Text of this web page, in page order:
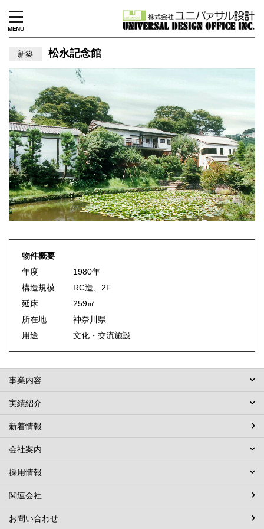
MENU
新築 松永記念館
物件概要
年度
1980年
構造規模
RC造、2F
延床
259㎡
所在地
神奈川県
用途
文化・交流施設
事業内容
実績紹介
新着情報
会社案内
採用情報
関連会社
お問い合わせ